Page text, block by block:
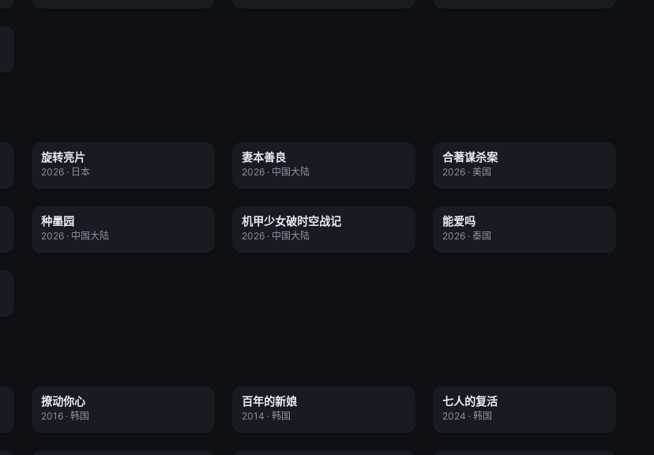
★ 0.0
旋转亮片
2026 · 日本
★ 0.0
妻本善良
2026 · 中国大陆
★ 0.0
合著谋杀案
2026 · 美国
★ 0.0
种墨园
2026 · 中国大陆
★ 0.0
机甲少女破时空战记
2026 · 中国大陆
★ 0.0
能爱吗
2026 · 泰国
★ 6.5
撩动你心
2016 · 韩国
★ 7.4
百年的新娘
2014 · 韩国
★ 0.0
七人的复活
2024 · 韩国